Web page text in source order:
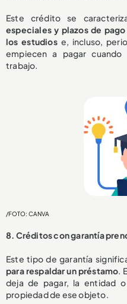
Este crédito se
especiales y plazos de
los estudiose, incluso,
empiecen a pagar
trabajo.
/FOTO: CANVA
8. Créditos con garantía
Este tipo de garantía
para respaldar un préstamo.
deja de pagar, la entidad
propiedad de ese objeto.